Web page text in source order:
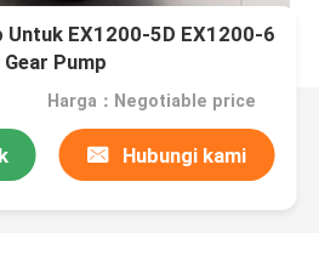
EX1200-5D EX1200-6
Pump
Harga：Negotiable price
Hubungi kami